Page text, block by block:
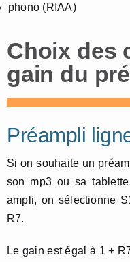
phono (RIAA)
Choix des
gain du
Préampli
Si on souhaite un
son mp3 ou sa
ampli, on sélectionne
R7.
Le gain est égal à 1 +